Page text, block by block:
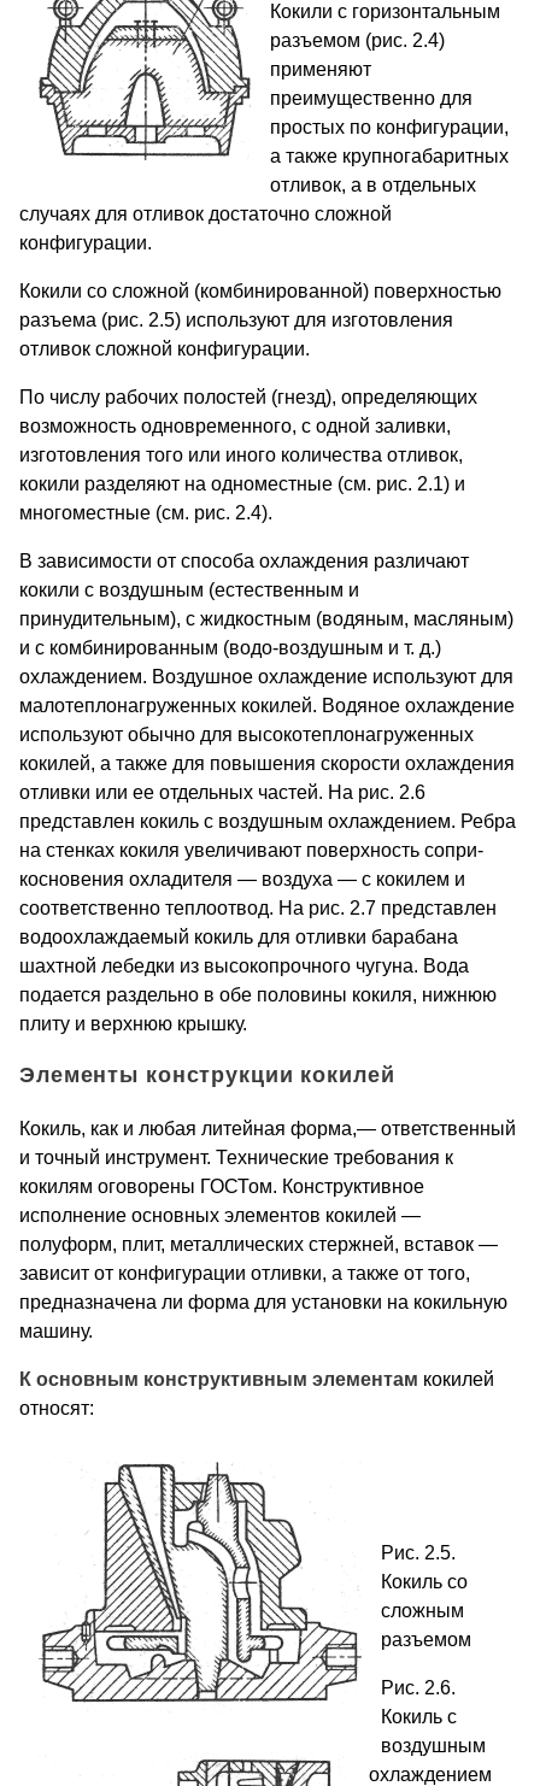
Кокили с горизонтальным
разъемом (рис. 2.4)
применяют
преимущественно для
простых по конфигурации,
а также крупногабаритных
отливок, а в отдельных
случаях для отливок достаточно сложной
конфигурации.
Кокили со сложной (комбинированной) поверхностью
разъема (рис. 2.5) используют для изготовления
отливок сложной конфигурации.
По числу рабочих полостей (гнезд), определяющих
возможность одновременного, с одной заливки,
изготовления того или иного количества отливок,
кокили разделяют на одноместные (см. рис. 2.1) и
многоместные (см. рис. 2.4).
В зависимости от способа охлаждения разли­чают
кокили с воздушным (естественным и
принудительным), с жидкостным (водяным, масляным)
и с комбинированным (водо-воздушным и т. д.)
охлаждением. Воздушное охлаждение исполь­зуют для
малотеплонагруженных кокилей. Водяное охлаждение
используют обычно для высокотеплонагруженных
кокилей, а так­же для повышения скорости охлаждения
отливки или ее отдельных частей. На рис. 2.6
представлен кокиль с воздушным охлажде­нием. Ребра
на стенках кокиля увеличивают поверхность сопри­
косновения охладителя — воздуха — с кокилем и
соответственно теплоотвод. На рис. 2.7 представлен
водоохлаждаемый кокиль для отливки барабана
шахтной лебедки из высокопрочного чугуна. Вода
подается раздельно в обе половины кокиля, нижнюю
плиту и верхнюю крышку.
Элементы конструкции кокилей
Кокиль, как и любая литейная форма,— ответственный
и точ­ный инструмент. Технические требования к
кокилям оговорены ГОСТом. Конструктивное
исполнение основных элементов коки­лей —
полуформ, плит, металлических стержней, вставок —
зави­сит от конфигурации отливки, а также от того,
предназначена ли форма для установки на кокильную
машину.
К основным конструктивным элементам кокилей
относят:
Рис. 2.5.
Кокиль со
сложным
разъемом
Рис. 2.6.
Кокиль с
воздушным
охлаждением